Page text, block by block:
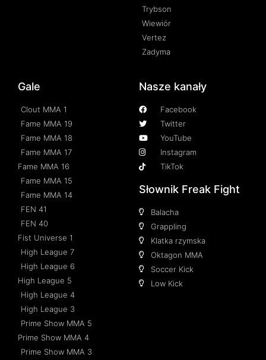
Trybson
Wiewiór
Vertez
Zadyma
Gale
Clout MMA 1
Fame MMA 19
Fame MMA 18
Fame MMA 17
Fame MMA 16
Fame MMA 15
Fame MMA 14
FEN 41
FEN 40
Fist Universe 1
High League 7
High League 6
High League 5
High League 4
High League 3
Prime Show MMA 5
Prime Show MMA 4
Prime Show MMA 3
Nasze kanały
Facebook
Twitter
YouTube
Instagram
TikTok
Słownik Freak Fight
Balacha
Grappling
Klatka rzymska
Oktagon MMA
Soccer Kick
Low Kick